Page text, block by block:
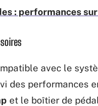
: performances
avec le
des performances
et le boîtier de